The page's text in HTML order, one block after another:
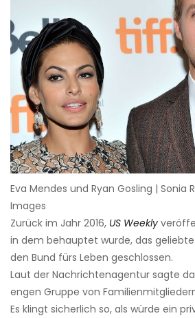
Eva Mendes und Ryan Gosling | Sonia
Images
Zurück im Jahr 2016, US Weekly
in dem behauptet wurde, das
den Bund fürs Leben geschlossen.
Laut der Nachrichtenagentur sagte
engen Gruppe von
Es klingt sicherlich so, als würde ein